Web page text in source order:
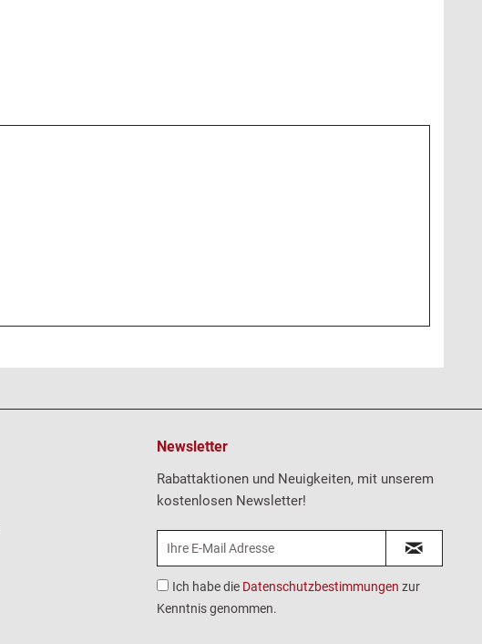
Newsletter
Rabattaktionen und Neuigkeiten, mit unserem
kostenlosen Newsletter!
Ich habe die Datenschutzbestimmungen zur
Kenntnis genommen.